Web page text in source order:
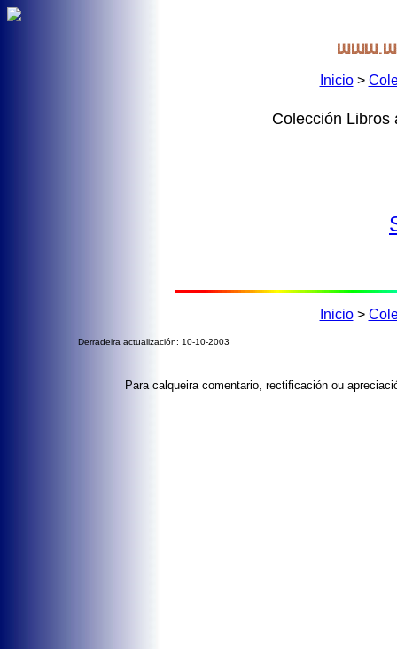
Inicio>
Colección
Inicio>
Derradeira actualización: 10-10-2003
Para calqueira comentario, rectificación ou